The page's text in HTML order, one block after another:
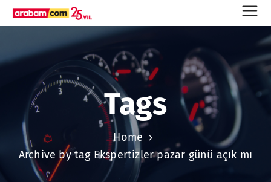
Tags
Home
Archive by tag Ekspertizler pazar günü açık mı